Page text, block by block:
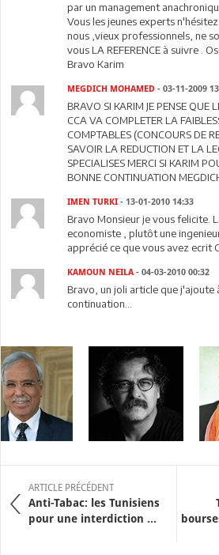
par un management
Vous les jeunes experts
nous ,vieux professionnels, ne
vous LA REFERENCE à suivre .
Bravo Karim
MEGDICH MOHAMED - 03-11-2009
BRAVO SI KARIM JE PENSE QUE
CCA VA COMPLETER LA
COMPTABLES (CONCOURS DE
SAVOIR LA REDUCTION ET LA
SPECIALISES MERCI SI KARIM
BONNE CONTINUATION
IMEN TURKI - 13-01-2010 14:33
Bravo Monsieur je vous felicite.
economiste , plutôt une
apprécié ce que vous avez ecrit
KAMOUN NEILA - 04-03-2010 00:32
Bravo, un joli article que j'ajoute
continuation...
ARTICLE PRÉCÉDENT
Anti-Tabac: les Tunisiens
pour une interdiction ...